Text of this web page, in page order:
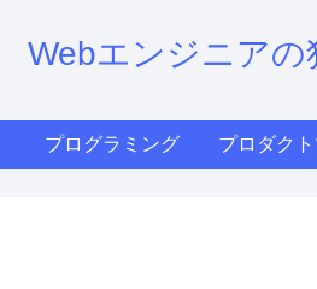
Webエンジニアの
プログラミング プロダク